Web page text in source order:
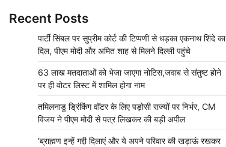
Recent Posts
पार्टी सिंबल पर सुप्रीम कोर्ट की टिप्पणी से धड़का एकनाथ शिंदे का
दिल, पीएम मोदी और अमित शाह से मिलने दिल्ली पहुंचे
63 लाख मतदाताओं को भेजा जाएगा नोटिस,जवाब से संतुष्ट होने
पर ही वोटर लिस्ट में शामिल होगा नाम
तमिलनाडु ड्रिंकिंग वॉटर के लिए पड़ोसी राज्यों पर निर्भर, CM
विजय ने पीएम मोदी से पत्र लिखकर की बड़ी अपील
‘ब्राह्मण इन्हें गद्दी दिलाएं और ये अपने परिवार की खड़ाऊं रखकर